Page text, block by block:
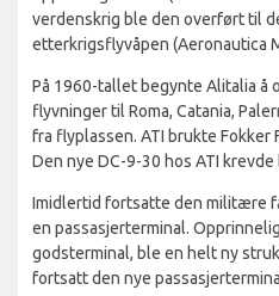
verdenskrig ble den overført til
etterkrigsflyvåpen (Aeronautica
På 1960-tallet begynte Alitalia å
flyvninger til Roma, Catania,
fra flyplassen. ATI brukte Fokker
Den nye DC-9-30 hos ATI
Imidlertid fortsatte den militære
en passasjerterminal.
godsterminal, ble en helt ny
fortsatt den nye